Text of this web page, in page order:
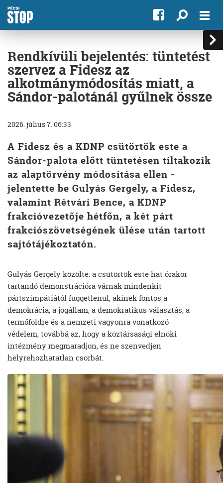
Rendkívüli bejelentés: tüntetést
szervez a Fidesz az
alkotmánymódosítás miatt, a
Sándor-palotánál gyűlnek össze
2026. július 7. 06:33
A Fidesz és a KDNP csütörtök este a
Sándor-palota előtt tüntetésen tiltakozik
az alaptörvény módosítása ellen -
jelentette be Gulyás Gergely, a Fidesz,
valamint Rétvári Bence, a KDNP
frakcióvezetője hétfőn, a két párt
frakciószövetségének ülése után tartott
sajtótájékoztatón.
Gulyás Gergely közölte: a csütörtök este hat órakor
tartandó demonstrációra várnak mindenkit
pártszimpátiától függetlenül, akinek fontos a
demokrácia, a jogállam, a demokratikus választás, a
termőföldre és a nemzeti vagyonra vonatkozó
védelem, továbbá az, hogy a köztársasági elnöki
intézmény megmaradjon, és ne szenvedjen
helyrehozhatatlan csorbát.